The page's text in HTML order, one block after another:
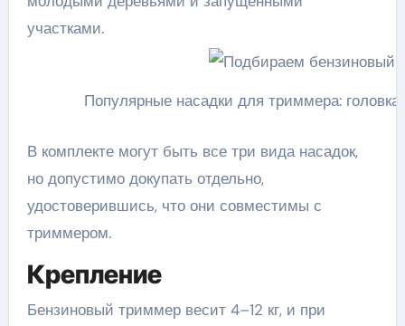
участками.
Популярные насадки для триммера:
В комплекте могут быть все три вида насадок,
но допустимо докупать отдельно,
удостоверившись, что они совместимы с
триммером.
Крепление
Бензиновый триммер весит 4–12 кг, и при